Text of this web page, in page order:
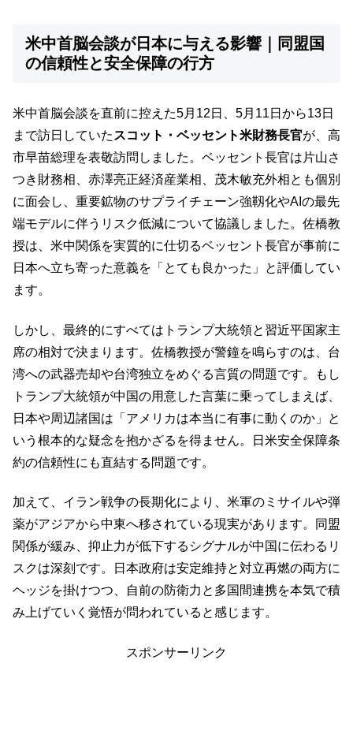
米中首脳会談が日本に与える影響｜同盟国
の信頼性と安全保障の行方
米中首脳会談を直前に控えた5月12日、5月11日から13日
まで訪日していたスコット・ベッセント米財務長官が、高
市早苗総理を表敬訪問しました。ベッセント長官は片山さ
つき財務相、赤澤亮正経済産業相、茂木敏充外相とも個別
に面会し、重要鉱物のサプライチェーン強靱化やAIの最先
端モデルに伴うリスク低減について協議しました。佐橋教
授は、米中関係を実質的に仕切るベッセント長官が事前に
日本へ立ち寄った意義を「とても良かった」と評価してい
ます。
しかし、最終的にすべてはトランプ大統領と習近平国家主
席の相対で決まります。佐橋教授が警鐘を鳴らすのは、台
湾への武器売却や台湾独立をめぐる言質の問題です。もし
トランプ大統領が中国の用意した言葉に乗ってしまえば、
日本や周辺諸国は「アメリカは本当に有事に動くのか」と
いう根本的な疑念を抱かざるを得ません。日米安全保障条
約の信頼性にも直結する問題です。
加えて、イラン戦争の長期化により、米軍のミサイルや弾
薬がアジアから中東へ移されている現実があります。同盟
関係が緩み、抑止力が低下するシグナルが中国に伝わるリ
スクは深刻です。日本政府は安定維持と対立再燃の両方に
ヘッジを掛けつつ、自前の防衛力と多国間連携を本気で積
み上げていく覚悟が問われていると感じます。
スポンサーリンク